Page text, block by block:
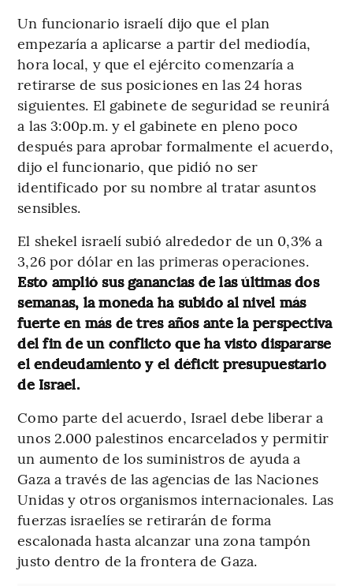
Un funcionario israelí dijo que el plan
empezaría a aplicarse a partir del mediodía,
hora local, y que el ejército comenzaría a
retirarse de sus posiciones en las 24 horas
siguientes. El gabinete de seguridad se reunirá
a las 3:00p.m. y el gabinete en pleno poco
después para aprobar formalmente el acuerdo,
dijo el funcionario, que pidió no ser
identificado por su nombre al tratar asuntos
sensibles.
El shekel israelí subió alrededor de un 0,3% a
3,26 por dólar en las primeras operaciones.
Esto amplió sus ganancias de las últimas dos
semanas, la moneda ha subido al nivel más
fuerte en más de tres años ante la perspectiva
del fin de un conflicto que ha visto dispararse
el endeudamiento y el déficit presupuestario
de Israel.
Como parte del acuerdo, Israel debe liberar a
unos 2.000 palestinos encarcelados y permitir
un aumento de los suministros de ayuda a
Gaza a través de las agencias de las Naciones
Unidas y otros organismos internacionales. Las
fuerzas israelíes se retirarán de forma
escalonada hasta alcanzar una zona tampón
justo dentro de la frontera de Gaza.